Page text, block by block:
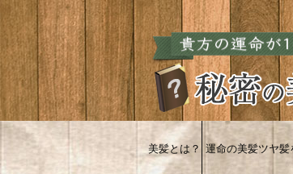
美髪とは？ 運命の美髪ツヤ